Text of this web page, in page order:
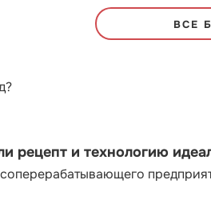
ВСЕ
рецепт и технологию